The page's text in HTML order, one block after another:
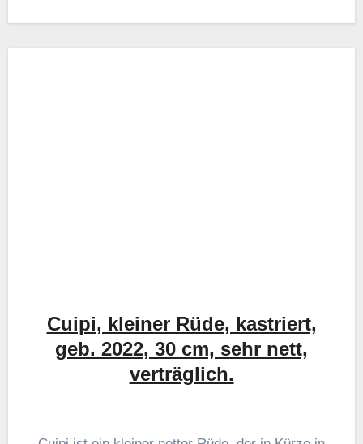
Cuipi, kleiner Rüde, kastriert,
geb. 2022, 30 cm, sehr nett,
verträglich.